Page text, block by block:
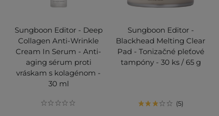
Sungboon Editor - Deep
Collagen Anti-Wrinkle
Cream In Serum - Anti-
aging sérum proti
vráskam s kolagénom -
30 ml
Sungboon Editor -
Blackhead Melting Clear
Pad - Tonizačné pleťové
tampóny - 30 ks / 65 g
5